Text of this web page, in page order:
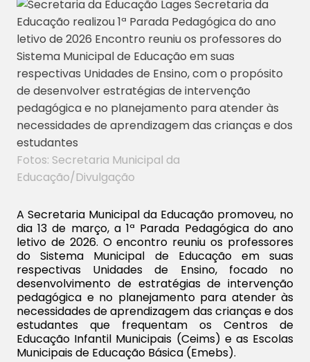
Fotos: Secretaria Municipal da
Educação/Divulgação
A Secretaria Municipal da Educação promoveu, no
dia 13 de março, a 1ª Parada Pedagógica do ano
letivo de 2026. O encontro reuniu os professores
do Sistema Municipal de Educação em suas
respectivas Unidades de Ensino, focado no
desenvolvimento de estratégias de intervenção
pedagógica e no planejamento para atender às
necessidades de aprendizagem das crianças e dos
estudantes que frequentam os Centros de
Educação Infantil Municipais (Ceims) e as Escolas
Municipais de Educação Básica (Emebs).